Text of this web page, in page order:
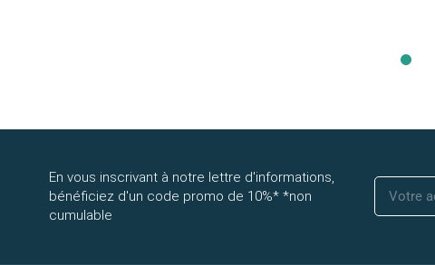
En vous inscrivant à notre lettre d'informations,
bénéficiez d'un code promo de 10%* *non
cumulable